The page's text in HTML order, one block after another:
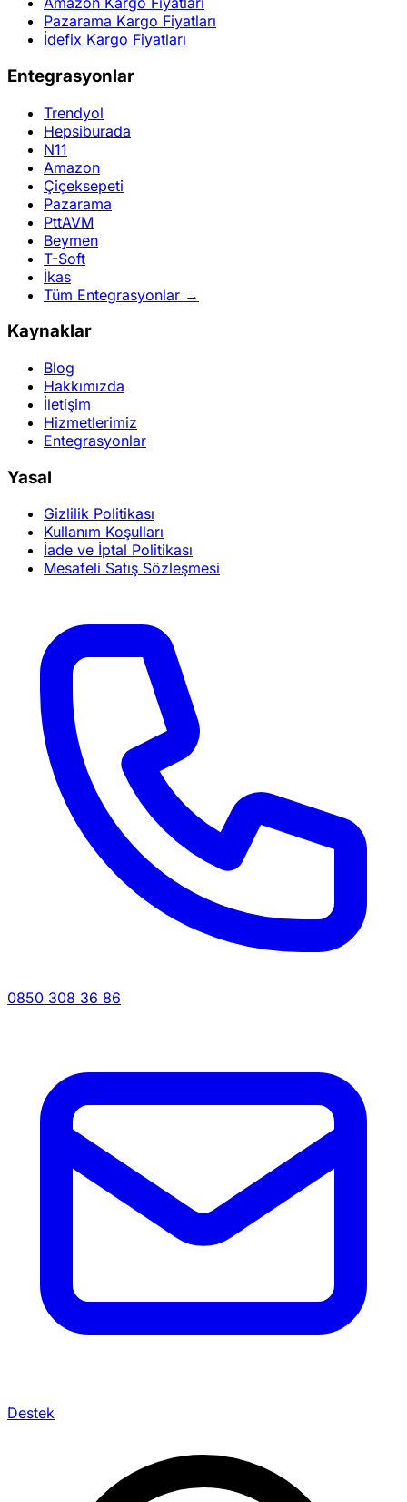
Pazarama Kargo Fiyatları
İdefix Kargo Fiyatları
Entegrasyonlar
Trendyol
Hepsiburada
N11
Amazon
Çiçeksepeti
Pazarama
PttAVM
Beymen
T-Soft
İkas
Tüm Entegrasyonlar →
Kaynaklar
Blog
Hakkımızda
İletişim
Hizmetlerimiz
Entegrasyonlar
Yasal
Gizlilik Politikası
Kullanım Koşulları
İade ve İptal Politikası
Mesafeli Satış Sözleşmesi
0850 308 36 86
Destek